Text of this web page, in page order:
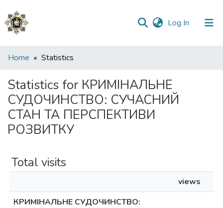
Log In (current)
Communities
Collections
All of DSpace
Home Statistics
Statistics for КРИМІНАЛЬНЕ
СУДОЧИНСТВО: СУЧАСНИЙ
СТАН ТА ПЕРСПЕКТИВИ
РОЗВИТКУ
Total visits
views
КРИМІНАЛЬНЕ СУДОЧИНСТВО: